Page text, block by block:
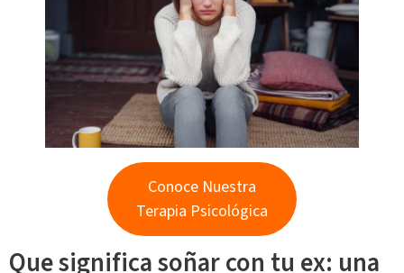
Conoce Nuestra
Terapia Psicológica
Que significa soñar con tu ex: una